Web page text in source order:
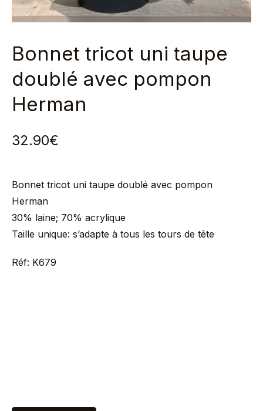
Bonnet tricot uni taupe
doublé avec pompon
Herman
32.90€
Bonnet tricot uni taupe doublé avec pompon
Herman
30% laine; 70% acrylique
Taille unique: s’adapte à tous les tours de tête
Réf: K679